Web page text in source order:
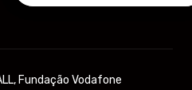
Fundação Vodafone